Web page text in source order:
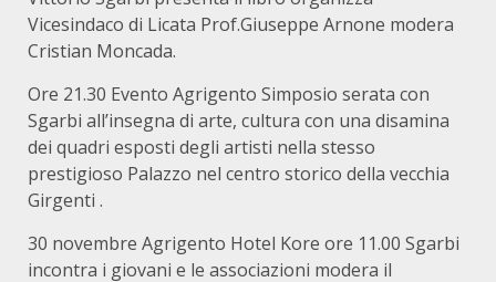
Vicesindaco di Licata Prof.Giuseppe Arnone modera
Cristian Moncada.
Ore 21.30 Evento Agrigento Simposio serata con
Sgarbi all’insegna di arte, cultura con una disamina
dei quadri esposti degli artisti nella stesso
prestigioso Palazzo nel centro storico della vecchia
Girgenti .
30 novembre Agrigento Hotel Kore ore 11.00 Sgarbi
incontra i giovani e le associazioni modera il